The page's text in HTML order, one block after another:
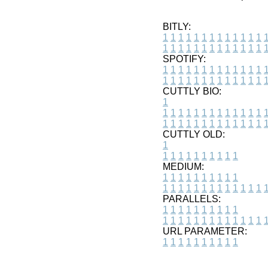
BITLY:
1 1 1 1 1 1 1 1 1 1 1 1 1 1
1 1 1 1 1 1 1 1 1 1 1 1 1 1
SPOTIFY:
1 1 1 1 1 1 1 1 1 1 1 1 1 1
1 1 1 1 1 1 1 1 1 1 1 1 1 1
CUTTLY BIO:
1
1 1 1 1 1 1 1 1 1 1 1 1 1 1
1 1 1 1 1 1 1 1 1 1 1 1 1 1
CUTTLY OLD:
1
1 1 1 1 1 1 1 1 1 1
MEDIUM:
1 1 1 1 1 1 1 1 1 1
1 1 1 1 1 1 1 1 1 1 1 1 1 1
PARALLELS:
1 1 1 1 1 1 1 1 1 1
1 1 1 1 1 1 1 1 1 1 1 1 1 1
URL PARAMETER:
1 1 1 1 1 1 1 1 1 1